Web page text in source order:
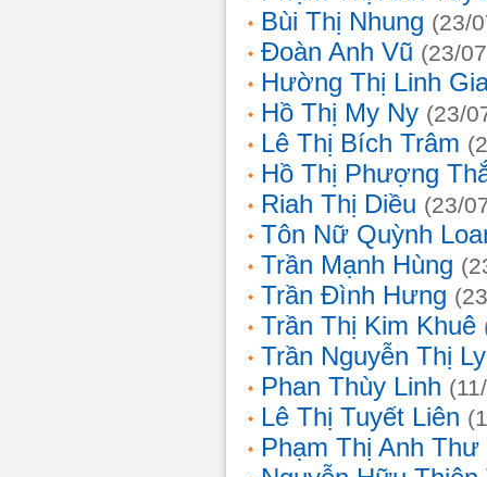
Bùi Thị Nhung (23/
Đoàn Anh Vũ (23/
Hường Thị Linh
Hồ Thị My Ny (23/
Lê Thị Bích Trâm
Hồ Thị Phượng
Riah Thị Diều (23/
Tôn Nữ Quỳnh
Trần Mạnh Hùng
Trần Đình Hưng
Trần Thị Kim Khuê
Trần Nguyễn Thị
Phan Thùy Linh
Lê Thị Tuyết Liên
Phạm Thị Anh Thư